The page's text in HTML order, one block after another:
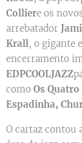
Colliere os
arrebatador
Krall, o gigante
encerramento
EDPCOOLJAZZ
como Os
Espadinha,
O cartaz contou